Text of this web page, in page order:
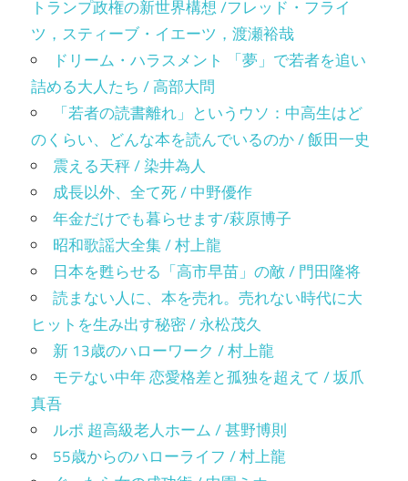
トランプ政権の新世界構想 /フレッド・フライ
ツ，スティーブ・イエーツ，渡瀬裕哉
ドリーム・ハラスメント 「夢」で若者を追い
詰める大人たち / 高部大問
「若者の読書離れ」というウソ：中高生はど
のくらい、どんな本を読んでいるのか / 飯田一史
震える天秤 / 染井為人
成長以外、全て死 / 中野優作
年金だけでも暮らせます/萩原博子
昭和歌謡大全集 / 村上龍
日本を甦らせる「高市早苗」の敵 / 門田隆将
読まない人に、本を売れ。売れない時代に大
ヒットを生み出す秘密 / 永松茂久
新 13歳のハローワーク / 村上龍
モテない中年 恋愛格差と孤独を超えて / 坂爪
真吾
ルポ 超高級老人ホーム / 甚野博則
55歳からのハローライフ / 村上龍